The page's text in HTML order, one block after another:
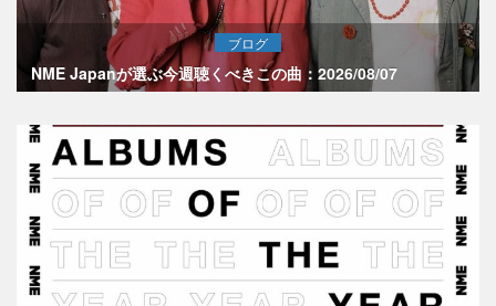
ブログ
NME Japanが選ぶ今週聴くべきこの曲：2026/08/07